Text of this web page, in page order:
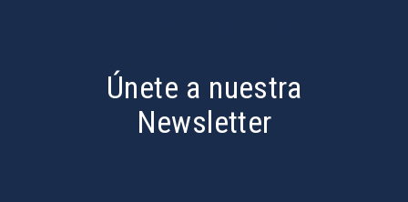
Únete a nuestra
Newsletter